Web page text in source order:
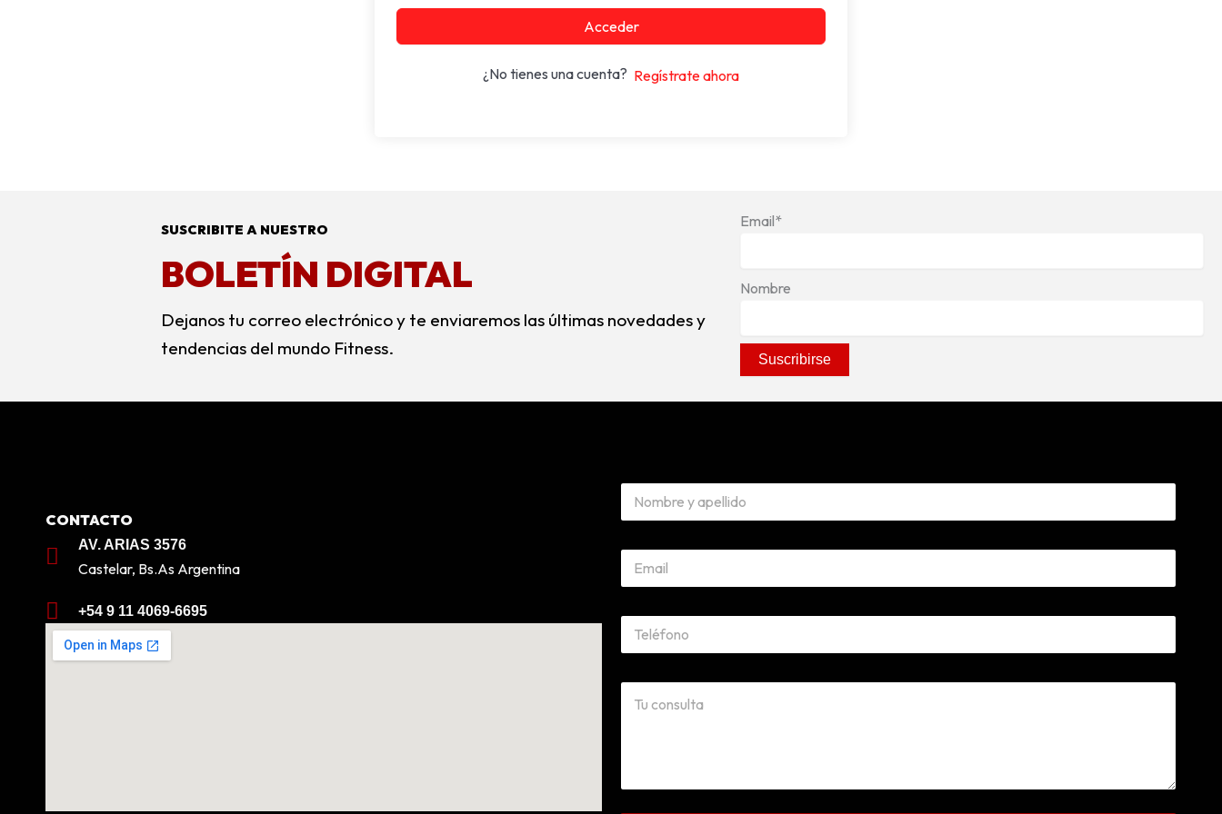
Acceder
¿No tienes una cuenta? Regístrate ahora
SUSCRIBITE A NUESTRO
BOLETÍN DIGITAL
Dejanos tu correo electrónico y te enviaremos las últimas novedades y
tendencias del mundo Fitness.
Email*
Nombre
CONTACTO
AV. ARIAS 3576
Castelar, Bs.As Argentina
+54 9 11 4069-6695